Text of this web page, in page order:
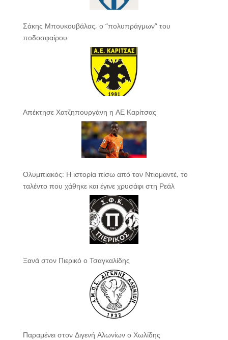
Σάκης Μπουκουβάλας, ο “πολυπράγμων” του
ποδοσφαίρου
Απέκτησε Χατζηπουργάνη η ΑΕ Καρίτσας
Ολυμπιακός: Η ιστορία πίσω από τον Ντιομαντέ, το
ταλέντο που χάθηκε και έγινε χρυσάφι στη Ρεάλ
Ξανά στον Πιερικό ο Τσαγκαλίδης
Παραμένει στον Διγενή Αλωνίων ο Χωλίδης